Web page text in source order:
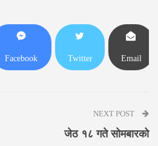
Facebook Twitter Email
NEXT POST
जेठ १८ गते सोमबारको